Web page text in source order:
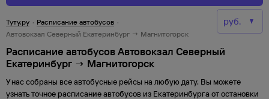
Туту.ру · Расписание автобусов ·
Автовокзал Северный Екатеринбург → Магнитогорск
Расписание автобусов Автовокзал Северный
Екатеринбург → Магнитогорск
У нас собраны все автобусные рейсы на любую дату. Вы можете
узнать точное расписание автобусов из Екатеринбурга отостановки